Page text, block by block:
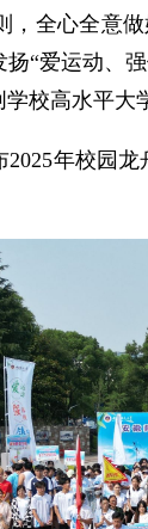
，全心全意
“爱运动、
校高水平大
年校园